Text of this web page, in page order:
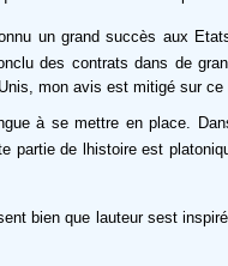
un grand succès aux
des contrats dans de
mon avis est mitigé sur ce
à se mettre en place.
de lhistoire est
bien que lauteur sest